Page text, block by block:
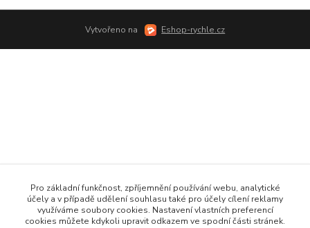
Vytvořeno na Eshop-rychle.cz
Pro základní funkčnost, zpříjemnění používání webu, analytické
účely a v případě udělení souhlasu také pro účely cílení reklamy
využíváme soubory cookies. Nastavení vlastních preferencí
cookies můžete kdykoli upravit odkazem ve spodní části stránek.